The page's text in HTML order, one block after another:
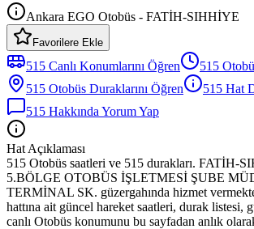
Ankara EGO Otobüs - FATİH-SIHHİYE
Favorilere Ekle
515 Canlı Konumlarını Öğren 515
515 Otobüs Duraklarını Öğren 515 Hat
515 Hakkında Yorum Yap
Hat Açıklaması
515 Otobüs saatleri ve 515 durakları. FATİH-
5.BÖLGE OTOBÜS İŞLETMESİ ŞUBE
TERMİNAL SK. güzergahında hizmet
hattına ait güncel hareket saatleri, durak listesi,
canlı Otobüs konumunu bu sayfadan anlık